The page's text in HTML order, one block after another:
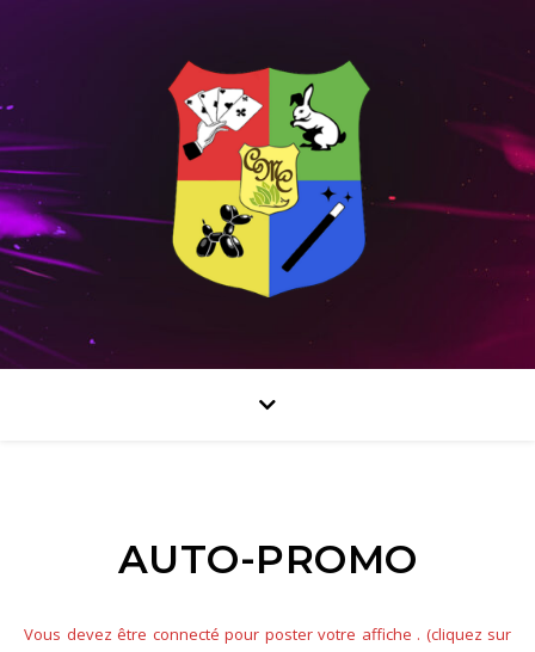
AUTO-PROMO
Vous devez être connecté pour poster votre affiche . (cliquez sur